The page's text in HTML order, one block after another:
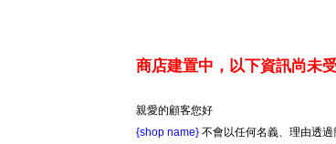
商店建置中，以下資訊尚未
親愛的顧客您好
{shop name} 不會以任何名義、理由透